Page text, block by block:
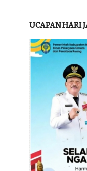
UCAPAN HARI